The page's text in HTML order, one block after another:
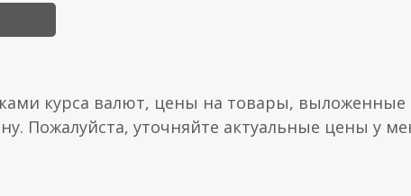
курса валют, цены на товары, выложенные
Пожалуйста, уточняйте актуальные цены у